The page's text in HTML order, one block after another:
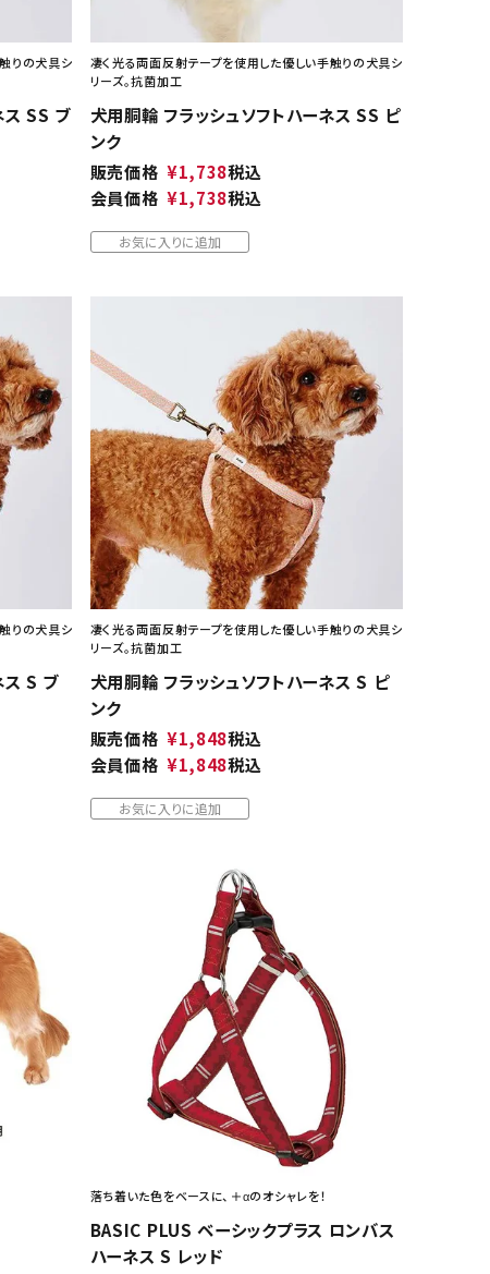
りの犬具シ
ス SS ブ
凄く光る両面反射テープを使用した優しい手触りの犬具シ
リーズ。抗菌加工
犬用胴輪 フラッシュソフトハーネス SS ピ
ンク
販売価格 ¥1,738税込
会員価格 ¥1,738税込
お気に入りに追加
りの犬具シ
ス S ブ
凄く光る両面反射テープを使用した優しい手触りの犬具シ
リーズ。抗菌加工
犬用胴輪 フラッシュソフトハーネス S ピ
ンク
販売価格 ¥1,848税込
会員価格 ¥1,848税込
お気に入りに追加
落ち着いた色をベースに、＋αのオシャレを！
BASIC PLUS ベーシックプラス ロンバス
ハーネス S レッド